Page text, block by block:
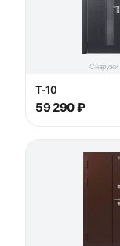
Снаружи
T-10
59 290 ₽